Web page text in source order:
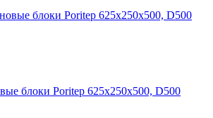
блоки Poritep 625х250х500, D500